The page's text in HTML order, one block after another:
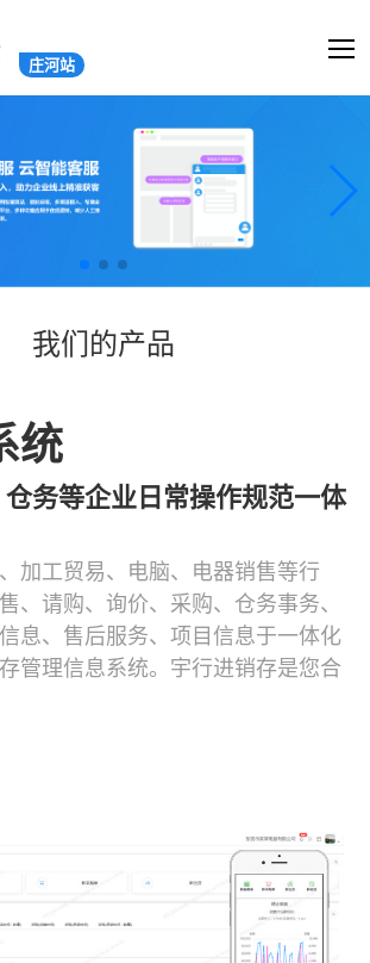
庄河站
我们的产品
统
务等企业日常操作规范一体
加工贸易、电脑、电器销售等行
、请购、询价、采购、仓务事务、
息、售后服务、项目信息于一体化
管理信息系统。宇行进销存是您合